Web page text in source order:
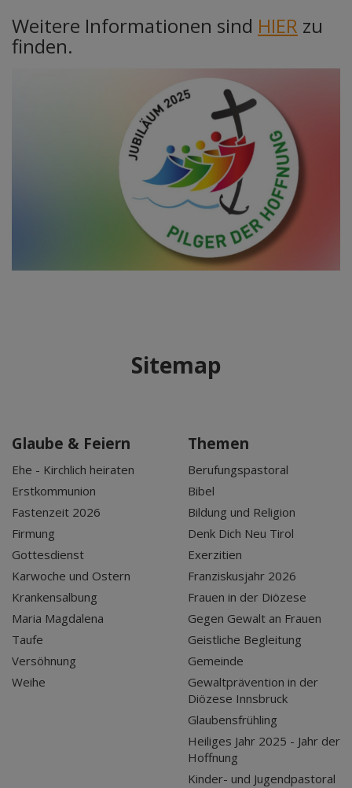
Weitere Informationen sind HIER zu
finden.
Sitemap
Glaube & Feiern
Ehe - Kirchlich heiraten
Erstkommunion
Fastenzeit 2026
Firmung
Gottesdienst
Karwoche und Ostern
Krankensalbung
Maria Magdalena
Taufe
Versöhnung
Weihe
Themen
Berufungspastoral
Bibel
Bildung und Religion
Denk Dich Neu Tirol
Exerzitien
Franziskusjahr 2026
Frauen in der Diözese
Gegen Gewalt an Frauen
Geistliche Begleitung
Gemeinde
Gewaltprävention in der
Diözese Innsbruck
Glaubensfrühling
Heiliges Jahr 2025 - Jahr der
Hoffnung
Kinder- und Jugendpastoral